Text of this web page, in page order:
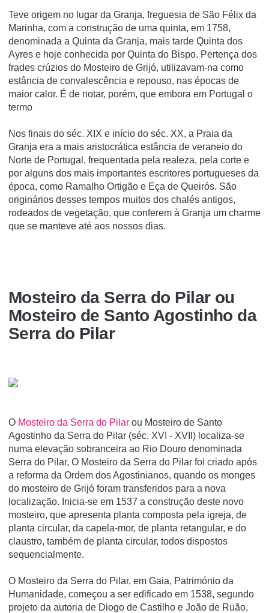
Teve origem no lugar da Granja, freguesia de São Félix da
Marinha, com a construção de uma quinta, em 1758,
denominada a Quinta da Granja, mais tarde Quinta dos
Ayres e hoje conhecida por Quinta do Bispo. Pertença dos
frades crúzios do Mosteiro de Grijó, utilizavam-na como
estância de convalescência e repouso, nas épocas de
maior calor. É de notar, porém, que embora em Portugal o
termo
Nos finais do séc. XIX e início do séc. XX, a Praia da
Granja era a mais aristocrática estância de veraneio do
Norte de Portugal, frequentada pela realeza, pela corte e
por alguns dos mais importantes escritores portugueses da
época, como Ramalho Ortigão e Eça de Queirós. São
originários desses tempos muitos dos chalés antigos,
rodeados de vegetação, que conferem à Granja um charme
que se manteve até aos nossos dias.
Mosteiro da Serra do Pilar ou
Mosteiro de Santo Agostinho da
Serra do Pilar
O Mosteiro da Serra do Pilar ou Mosteiro de Santo
Agostinho da Serra do Pilar (séc. XVI - XVII) localiza-se
numa elevação sobranceira ao Rio Douro denominada
Serra do Pilar, O Mosteiro da Serra do Pilar foi criado após
a reforma da Ordem dos Agostinianos, quando os monges
do mosteiro de Grijó foram transferidos para a nova
localização. Inicia-se em 1537 a construção deste novo
mosteiro, que apresenta planta composta pela igreja, de
planta circular, da capela-mor, de planta retangular, e do
claustro, também de planta circular, todos dispostos
sequencialmente.
O Mosteiro da Serra do Pilar, em Gaia, Património da
Humanidade, começou a ser edificado em 1538, segundo
projeto da autoria de Diogo de Castilho e João de Ruão,